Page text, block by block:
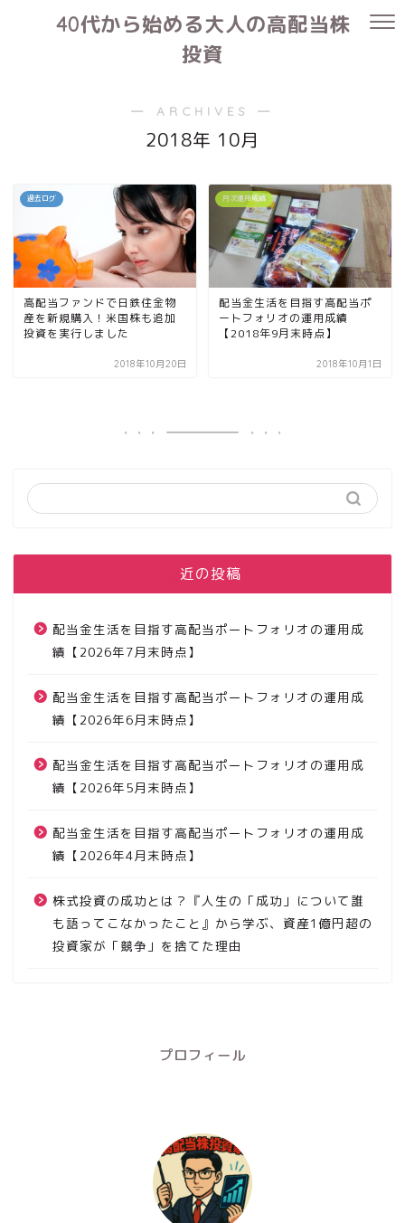
40代から始める大人の高配当株
投資
― ARCHIVES ―
2018年 10月
過去ログ
高配当ファンドで日鉄住金物
産を新規購入！米国株も追加
投資を実行しました
2018年10月20日
月次運用成績
配当金生活を目指す高配当ポ
ートフォリオの運用成績
【2018年9月末時点】
2018年10月1日
最近の投稿
配当金生活を目指す高配当ポートフォリオの運用成
績【2026年7月末時点】
配当金生活を目指す高配当ポートフォリオの運用成
績【2026年6月末時点】
配当金生活を目指す高配当ポートフォリオの運用成
績【2026年5月末時点】
配当金生活を目指す高配当ポートフォリオの運用成
績【2026年4月末時点】
株式投資の成功とは？『人生の「成功」について誰
も語ってこなかったこと』から学ぶ、資産1億円超の
投資家が「競争」を捨てた理由
プロフィール